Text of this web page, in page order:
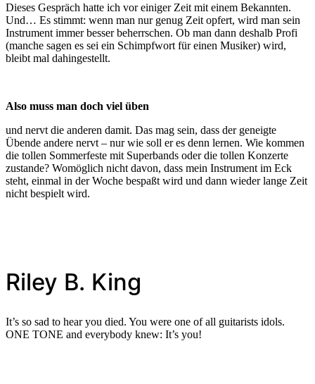
Dieses Gespräch hatte ich vor einiger Zeit mit einem Bekannten.
Und… Es stimmt: wenn man nur genug Zeit opfert, wird man sein
Instrument immer besser beherrschen. Ob man dann deshalb Profi
(manche sagen es sei ein Schimpfwort für einen Musiker) wird,
bleibt mal dahingestellt.
Also muss man doch viel üben
und nervt die anderen damit. Das mag sein, dass der geneigte
Übende andere nervt – nur wie soll er es denn lernen. Wie kommen
die tollen Sommerfeste mit Superbands oder die tollen Konzerte
zustande? Womöglich nicht davon, dass mein Instrument im Eck
steht, einmal in der Woche bespaßt wird und dann wieder lange Zeit
nicht bespielt wird.
Riley B. King
It’s so sad to hear you died. You were one of all guitarists idols.
ONE TONE and everybody knew: It’s you!